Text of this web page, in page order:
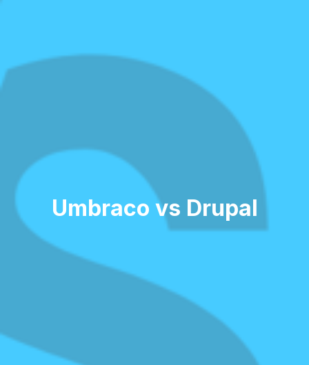
Umbraco vs Drupal